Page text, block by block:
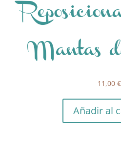
Mantas
11,00 €
Añadir al